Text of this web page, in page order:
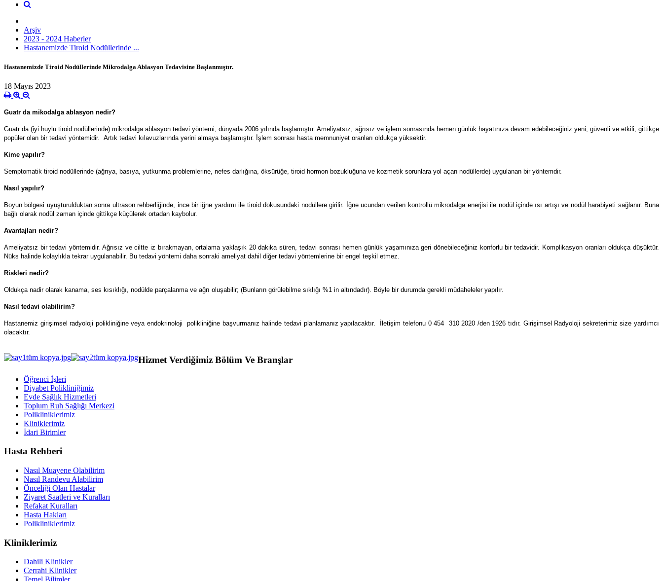
Arşiv
2023 - 2024 Haberler
Hastanemizde Tiroid Nodüllerinde ...
Hastanemizde Tiroid Nodüllerinde Mikrodalga Ablasyon Tedavisine Başlanmıştır.
18 Mayıs 2023
Guatr da mikodalga ablasyon nedir?
Guatr da (iyi huylu tiroid nodüllerinde) mikrodalga ablasyon tedavi yöntemi, dünyada 2006 yılında başlamıştır. Ameliyatsız, ağrısız ve işlem sonrasında hemen günlük hayatınıza devam edebileceğiniz yeni, güvenli ve etkili, gittikçe
popüler olan bir tedavi yöntemidir. Artık tedavi kılavuzlarında yerini almaya başlamıştır. İşlem sonrası hasta memnuniyet oranları oldukça yüksektir.
Kime yapılır?
Semptomatik tiroid nodüllerinde (ağrıya, basıya, yutkunma problemlerine, nefes darlığına, öksürüğe, tiroid hormon bozukluğuna ve kozmetik sorunlara yol açan nodüllerde) uygulanan bir yöntemdir.
Nasıl yapılır?
Boyun bölgesi uyuşturulduktan sonra ultrason rehberliğinde, ince bir iğne yardımı ile tiroid dokusundaki nodüllere girilir. İğne ucundan verilen kontrollü mikrodalga enerjisi ile nodül içinde ısı artışı ve nodül harabiyeti sağlanır. Buna
bağlı olarak nodül zaman içinde gittikçe küçülerek ortadan kaybolur.
Avantajları nedir?
Ameliyatsız bir tedavi yöntemidir. Ağrısız ve ciltte iz bırakmayan, ortalama yaklaşık 20 dakika süren, tedavi sonrası hemen günlük yaşamınıza geri dönebileceğiniz konforlu bir tedavidir. Komplikasyon oranları oldukça düşüktür.
Nüks halinde kolaylıkla tekrar uygulanabilir. Bu tedavi yöntemi daha sonraki ameliyat dahil diğer tedavi yöntemlerine bir engel teşkil etmez.
Riskleri nedir?
Oldukça nadir olarak kanama, ses kısıklığı, nodülde parçalanma ve ağrı oluşabilir; (Bunların görülebilme sıklığı %1 in altındadır). Böyle bir durumda gerekli müdaheleler yapılır.
Nasıl tedavi olabilirim?
Hastanemiz girişimsel radyoloji polikliniğine veya endokrinoloji polikliniğine başvurmanız halinde tedavi planlamanız yapılacaktır. İletişim telefonu 0 454 310 2020 /den 1926 tıdır. Girişimsel Radyoloji sekreterimiz size yardımcı
olacaktır.
Hizmet Verdiğimiz Bölüm Ve Branşlar
Öğrenci İşleri
Diyabet Polikliniğimiz
Evde Sağlık Hizmetleri
Toplum Ruh Sağlığı Merkezi
Polikliniklerimiz
Kliniklerimiz
İdari Birimler
Hasta Rehberi
Nasıl Muayene Olabilirim
Nasıl Randevu Alabilirim
Önceliği Olan Hastalar
Ziyaret Saatleri ve Kuralları
Refakat Kuralları
Hasta Hakları
Polikliniklerimiz
Kliniklerimiz
Dahili Klinikler
Cerrahi Klinikler